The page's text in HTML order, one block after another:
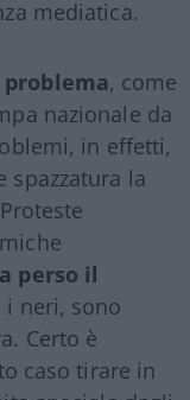
mediatica.
problema, come
nazionale da
in effetti,
spazzatura la
perso il
i neri, sono
Certo è
caso tirare in